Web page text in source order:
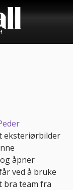
eksteriørbilder
åpner
ved å bruke
bra team fra